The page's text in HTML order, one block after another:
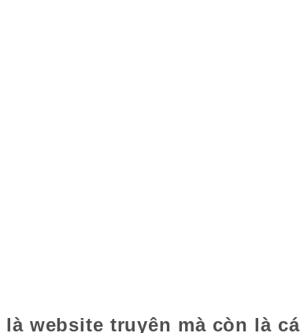
website truyện mà còn là